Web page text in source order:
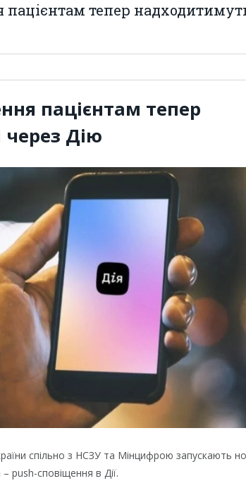
тепер
пацієнтам тепер
Дію
спільно з НСЗУ та Мінцифрою запускають
push-сповіщення в Дії.